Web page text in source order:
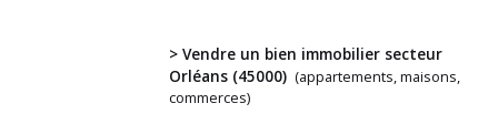
> Vendre un bien immobilier secteur
Orléans (45000) (appartements, maisons,
commerces)